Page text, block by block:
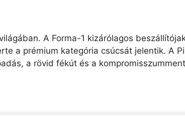
A Forma-1 kizárólagos
a prémium kategória csúcsát jelentik. A
a rövid fékút és a